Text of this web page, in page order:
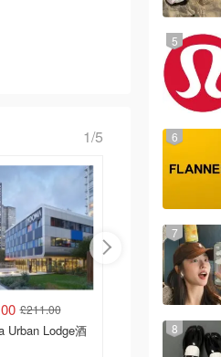
1/5
£211.00
Urban Lodge酒
£116.00
Oden Paris Ivry酒店